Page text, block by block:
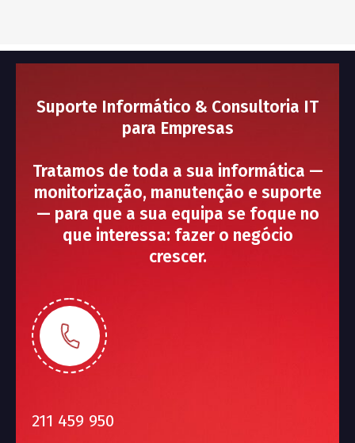
Suporte Informático & Consultoria IT
para Empresas
Tratamos de toda a sua informática —
monitorização, manutenção e suporte
— para que a sua equipa se foque no
que interessa: fazer o negócio
crescer.
211 459 950